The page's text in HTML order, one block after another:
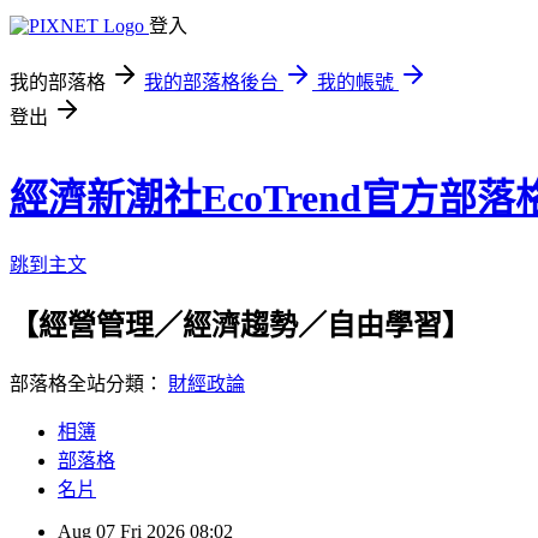
登入
我的部落格 我的部落格後台
我的帳號
登出
經濟新潮社EcoTrend官方部落
跳到主文
【經營管理／經濟趨勢／自由學習】
部落格全站分類： 財經政論
相簿
部落格
名片
Aug 07 Fri 2026 08:02